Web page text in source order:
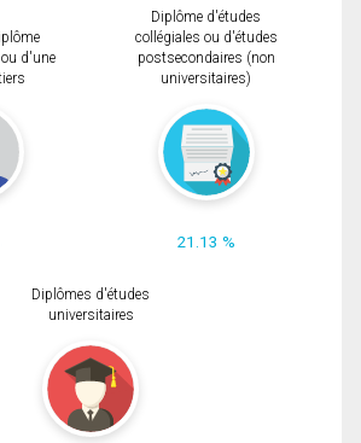
d'une
Diplôme d'études
collégiales ou d'études
postsecondaires (non
universitaires)
21.13 %
Diplômes d'études
universitaires